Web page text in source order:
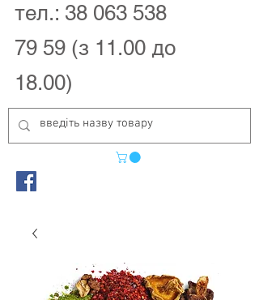
тел.: 38 063 538
79 59 (з 11.00 до
18.00)